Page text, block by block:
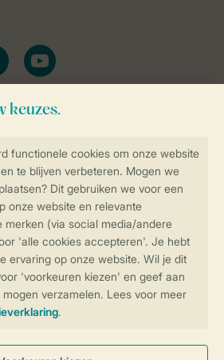
jouw gegevens &
boeken
youtube